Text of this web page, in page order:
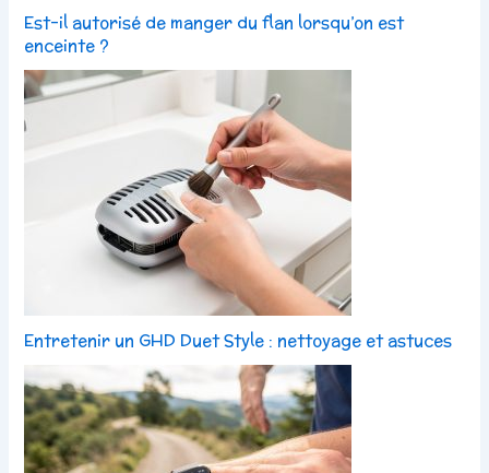
Est-il autorisé de manger du flan lorsqu’on est
enceinte ?
Entretenir un GHD Duet Style : nettoyage et astuces